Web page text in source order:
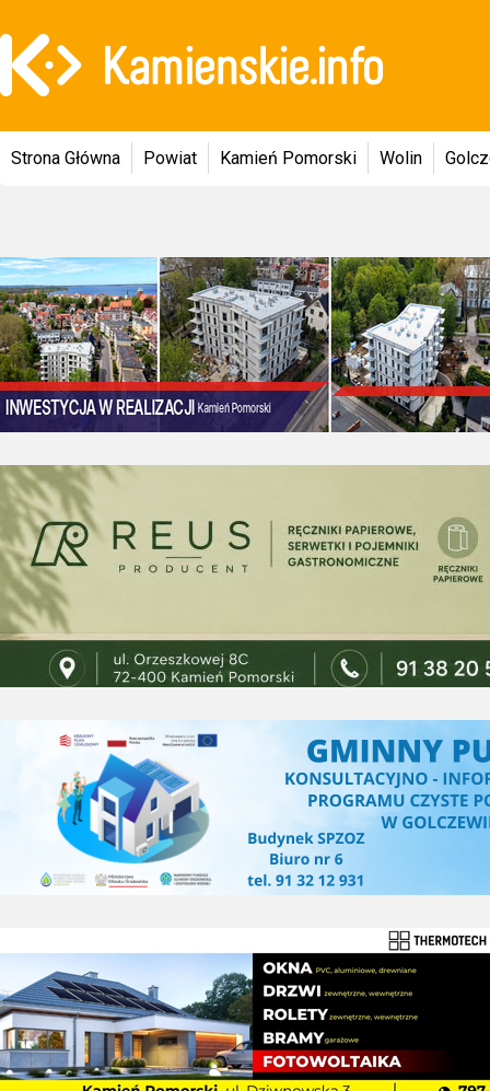
Strona Główna Powiat Kamień Pomorski Wolin